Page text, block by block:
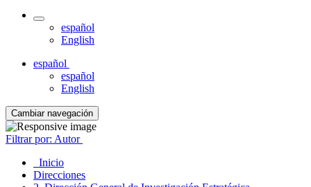
español
English
español
español
English
Cambiar navegación
Filtrar por: Autor
Inicio
Direcciones